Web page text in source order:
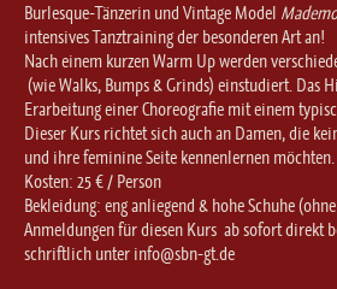
Burlesque-Tänzerin und Vintage Model
intensives Tanztraining der besonderen Art an!
Nach einem kurzen Warm Up werden
(wie Walks, Bumps & Grinds) einstudiert. Das
Erarbeitung einer Choreografie mit einem
Dieser Kurs richtet sich auch an Damen, die
und ihre feminine Seite kennenlernen möchten.
Kosten: 25 € / Person
Bekleidung: eng anliegend & hohe Schuhe
Anmeldungen für diesen Kurs ab sofort direkt
schriftlich unter info@sbn-gt.de